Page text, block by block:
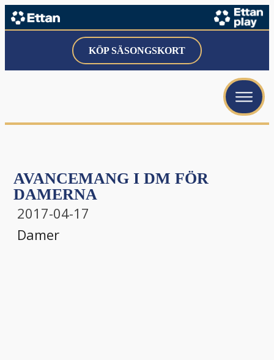
KÖP SÄSONGSKORT
AVANCEMANG I DM FÖR
DAMERNA
2017-04-17
Damer